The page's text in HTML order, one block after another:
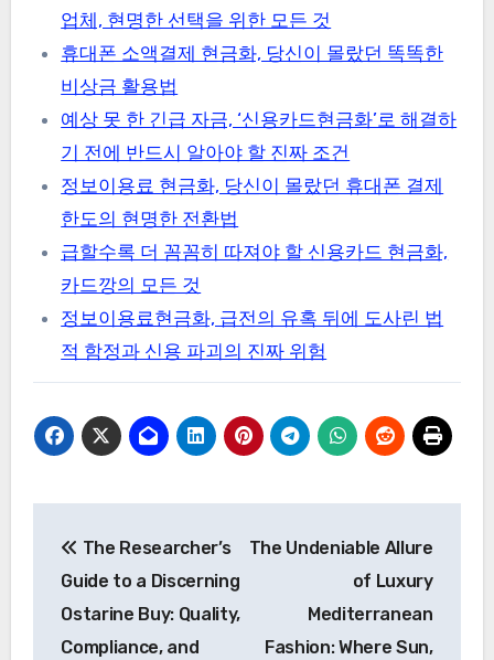
업체, 현명한 선택을 위한 모든 것
휴대폰 소액결제 현금화, 당신이 몰랐던 똑똑한
비상금 활용법
예상 못 한 긴급 자금, ‘신용카드현금화’로 해결하
기 전에 반드시 알아야 할 진짜 조건
정보이용료 현금화, 당신이 몰랐던 휴대폰 결제
한도의 현명한 전환법
급할수록 더 꼼꼼히 따져야 할 신용카드 현금화,
카드깡의 모든 것
정보이용료현금화, 급전의 유혹 뒤에 도사린 법
적 함정과 신용 파괴의 진짜 위험
navigation
The Researcher’s
Guide to a Discerning
Ostarine Buy: Quality,
Compliance, and
The Undeniable Allure
of Luxury
Mediterranean
Fashion: Where Sun,